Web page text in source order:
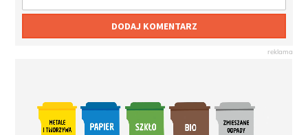
DODAJ KOMENTARZ